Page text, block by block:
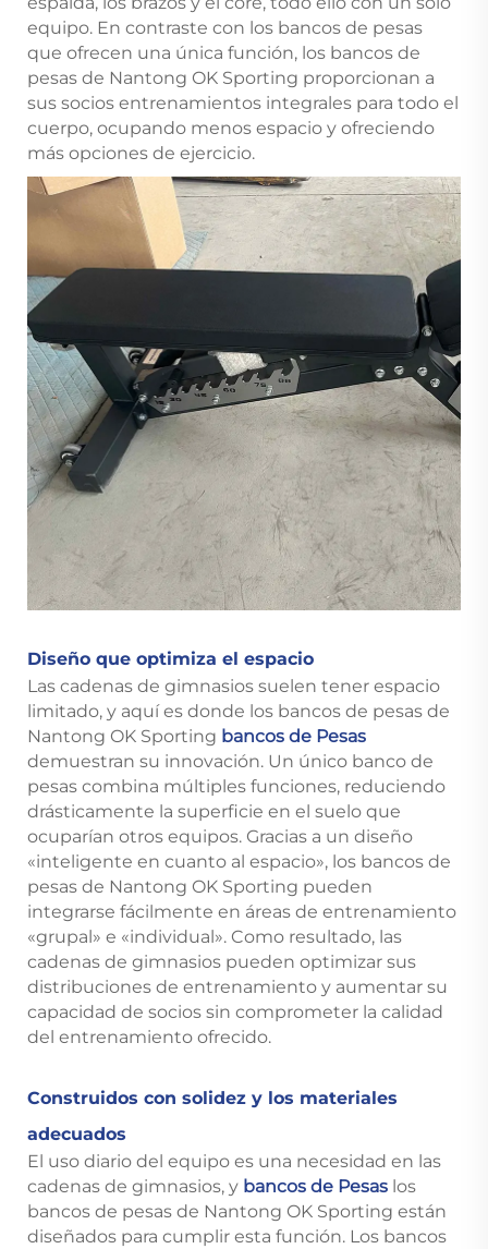
equipo. En contraste con los bancos de pesas
que ofrecen una única función, los bancos de
pesas de Nantong OK Sporting proporcionan a
sus socios entrenamientos integrales para todo el
cuerpo, ocupando menos espacio y ofreciendo
más opciones de ejercicio.
Diseño que optimiza el espacio
Las cadenas de gimnasios suelen tener espacio
limitado, y aquí es donde los bancos de pesas de
Nantong OK Sporting bancos de Pesas
demuestran su innovación. Un único banco de
pesas combina múltiples funciones, reduciendo
drásticamente la superficie en el suelo que
ocuparían otros equipos. Gracias a un diseño
«inteligente en cuanto al espacio», los bancos de
pesas de Nantong OK Sporting pueden
integrarse fácilmente en áreas de entrenamiento
«grupal» e «individual». Como resultado, las
cadenas de gimnasios pueden optimizar sus
distribuciones de entrenamiento y aumentar su
capacidad de socios sin comprometer la calidad
del entrenamiento ofrecido.
Construidos con solidez y los materiales
adecuados
El uso diario del equipo es una necesidad en las
cadenas de gimnasios, y bancos de Pesas los
bancos de pesas de Nantong OK Sporting están
diseñados para cumplir esta función. Los bancos